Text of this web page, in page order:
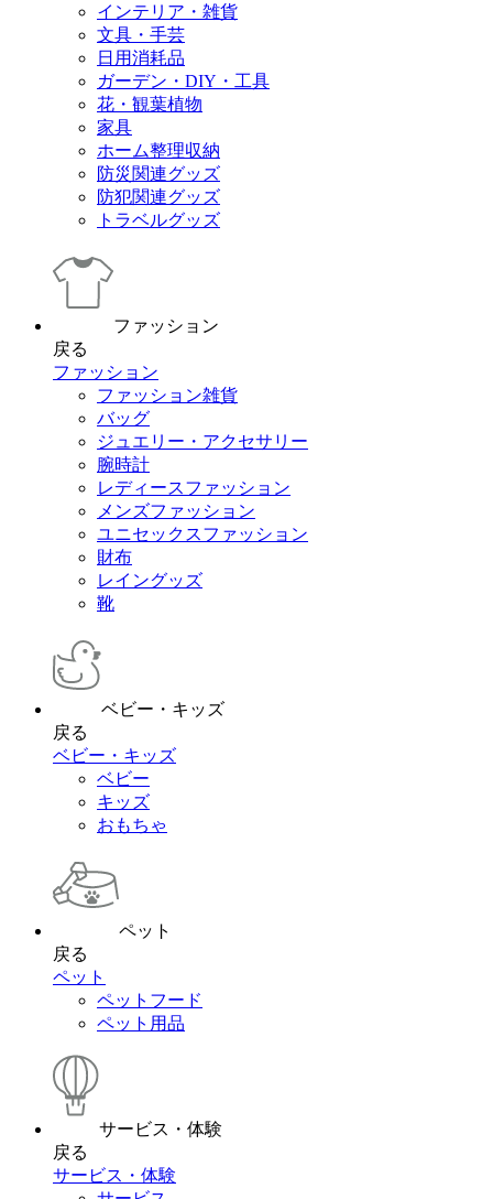
インテリア・雑貨
文具・手芸
日用消耗品
ガーデン・DIY・工具
花・観葉植物
家具
ホーム整理収納
防災関連グッズ
防犯関連グッズ
トラベルグッズ
ファッション
戻る
ファッション
ファッション雑貨
バッグ
ジュエリー・アクセサリー
腕時計
レディースファッション
メンズファッション
ユニセックスファッション
財布
レイングッズ
靴
ベビー・キッズ
戻る
ベビー・キッズ
ベビー
キッズ
おもちゃ
ペット
戻る
ペット
ペットフード
ペット用品
サービス・体験
戻る
サービス・体験